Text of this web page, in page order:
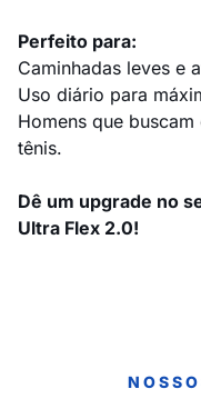
Perfeito para:
Caminhadas leves e
Uso diário para
Homens que
tênis.
Dê um upgrade no
Ultra Flex 2.0!